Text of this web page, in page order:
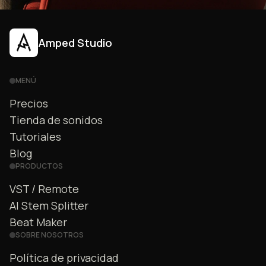
Amped Studio
MENÚ
Precios
Tienda de sonidos
Tutoriales
Blog
PRODUCTOS
VST / Remote
AI Stem Splitter
Beat Maker
SOBRE NOSOTROS
Política de privacidad